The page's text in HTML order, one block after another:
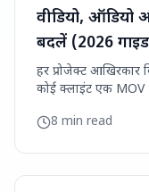
वीडियो,
बदलें (2026
हर प्रोजेक्ट आखिरकार
कोई क्लाइंट एक MOV
8 min read